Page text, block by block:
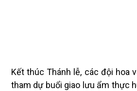
Kết thúc Thánh lễ, các đội hoa
tham dự buổi giao lưu ẩm thực